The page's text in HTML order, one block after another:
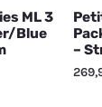
ML 3
Blue
–